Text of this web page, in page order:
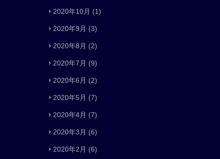
2020年10月 (1)
2020年9月 (3)
2020年8月 (2)
2020年7月 (9)
2020年6月 (2)
2020年5月 (7)
2020年4月 (7)
2020年3月 (6)
2020年2月 (6)